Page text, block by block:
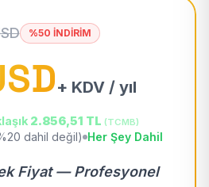
%50 İNDİRİM
+ KDV / yıl
2.856,51 TL (TCMB)
dahil değil) Her Şey Dahil
Fiyat — Profesyonel